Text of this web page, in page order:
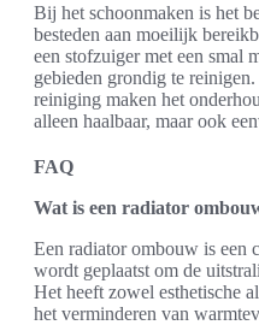
Bij het schoonmaken is het
besteden aan moeilijk
een stofzuiger met een smal
gebieden grondig te
reiniging maken het
alleen haalbaar, maar ook
FAQ
Wat is een radiator
Een radiator ombouw is een
wordt geplaatst om de
Het heeft zowel esthetische
het verminderen van